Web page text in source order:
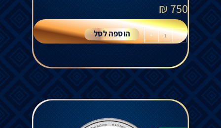
750
₪
-
+ הוספה לסל